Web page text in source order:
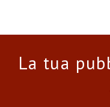
La tua